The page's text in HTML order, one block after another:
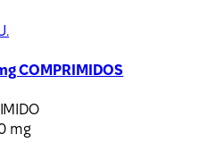
COMPRIMIDOS
mg